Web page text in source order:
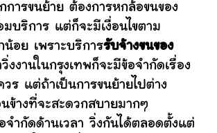
การขนย้าย ต้องการหกล้อขนของ
บริการ แต่ก็จะมีเงื่อนไขตาม
น้อย เพราะบริการรับจ้างขนของ
งงานในกรุงเทพก็จะมีข้อจำกัดเรื่อง
วร แต่ถ้าเป็นการขนย้ายไปต่าง
ข้างที่จะสะดวกสบายมากๆ
จำกัดด้านเวลา วิ่งกันได้ตลอดตั้งแต่